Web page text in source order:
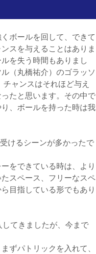
ボールを回して、できて
スを与えることはありま
を失う時間もありまし
（丸橋祐介）のゴラッソ
ャンスはそれほど与え
たと思います。その中で
、ボールを持った時は我
けるシーンが多かったで
をできている時は、より
スペース、フリーなスペ
目指している形でもあり
てきましたが、今まで
ずパトリックを入れて、